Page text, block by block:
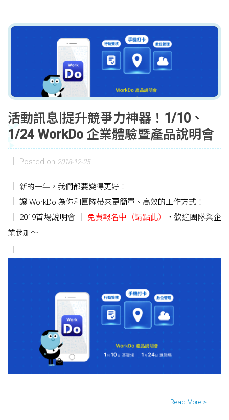
活動訊息|提升競爭力神器！1/10、
1/24 WorkDo 企業體驗暨產品說明會
Posted on 2018-12-25
新的一年，我們都要變得更好！
讓 WorkDo 為你和團隊帶來更簡單、高效的工作方式！
2019首場說明會
免費報名中（請點此）
，歡迎團隊與企
業參加～